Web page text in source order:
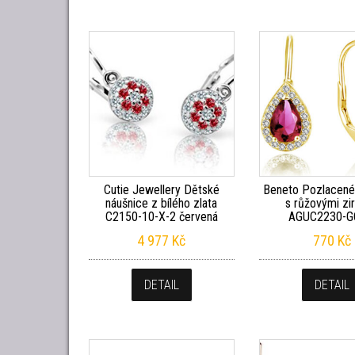
Cutie Jewellery Dětské
náušnice z bílého zlata
C2150-10-X-2 červená
4 977 Kč
DETAIL
Beneto
s růžovými
AGUC2230-
770 Kč
DETAIL